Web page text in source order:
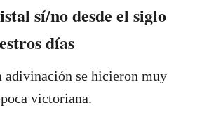
sí/no desde el siglo
días
se hicieron muy
victoriana.